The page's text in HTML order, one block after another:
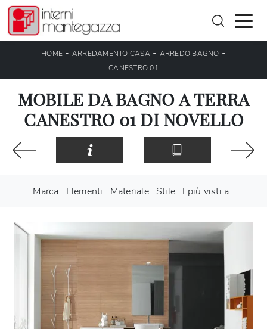
HOME - ARREDAMENTO CASA- ARREDO BAGNO -
CANESTRO 01
MOBILE DA BAGNO A TERRA
CANESTRO 01 DI NOVELLO
Marca Elementi Materiale Stile I più visti a :